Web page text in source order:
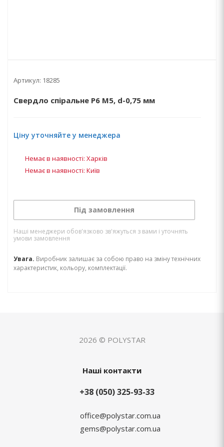
Артикул: 18285
Свердло спіральне Р6 М5, d-0,75 мм
Ціну уточняйте у менеджера
Немає в наявності: Харків
Немає в наявності: Київ
Під замовлення
Наші менеджери обов'язково зв'яжуться з вами і уточнять
умови замовлення
Увага. Виробник залишає за собою право на зміну технічних
характеристик, кольору, комплектації.
2026 © POLYSTAR
Наші контакти
+38 (050) 325-93-33
office@polystar.com.ua
gems@polystar.com.ua